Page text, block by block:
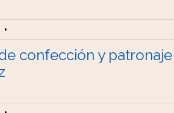
•
confección y